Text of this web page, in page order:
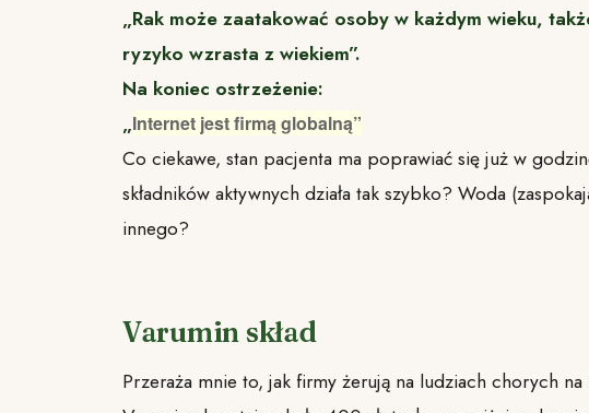
„Rak może zaatakować osoby w każdym wieku,
ryzyko wzrasta z wiekiem”.
Na koniec ostrzeżenie:
„Internet jest firmą globalną”
Co ciekawe, stan pacjenta ma poprawiać się już w
składników aktywnych działa tak szybko? Woda
innego?
Varumin skład
Przeraża mnie to, jak firmy żerują na ludziach chorych